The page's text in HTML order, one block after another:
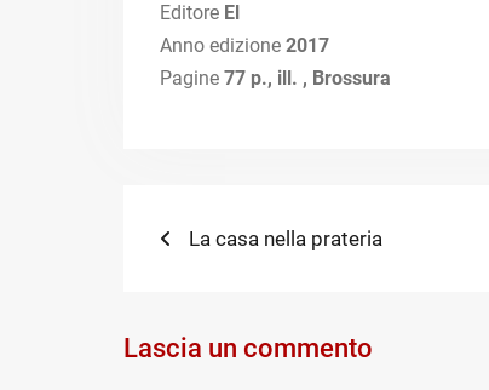
Editore El
Anno edizione 2017
Pagine 77 p., ill. , Brossura
Navigazione
Previous
La casa nella prateria
Lascia un commento